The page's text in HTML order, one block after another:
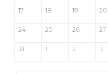
17 18 19 20
24 25 26 27
31 1 2 3